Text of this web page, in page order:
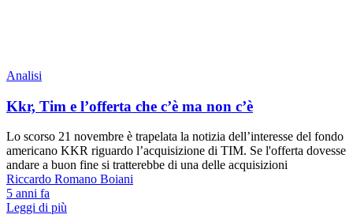
Analisi
Kkr, Tim e l’offerta che c’è ma non c’è
Lo scorso 21 novembre è trapelata la notizia dell’interesse del fondo
americano KKR riguardo l’acquisizione di TIM. Se l'offerta dovesse
andare a buon fine si tratterebbe di una delle acquisizioni
Riccardo Romano Boiani
5 anni fa
Leggi di più